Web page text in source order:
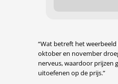
“Wat betreft het
oktober en november
nerveus, waardoor prijzen
uitoefenen op de prijs.”